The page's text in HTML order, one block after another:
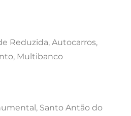
Reduzida, Autocarros,
Multibanco
Santo Antão do